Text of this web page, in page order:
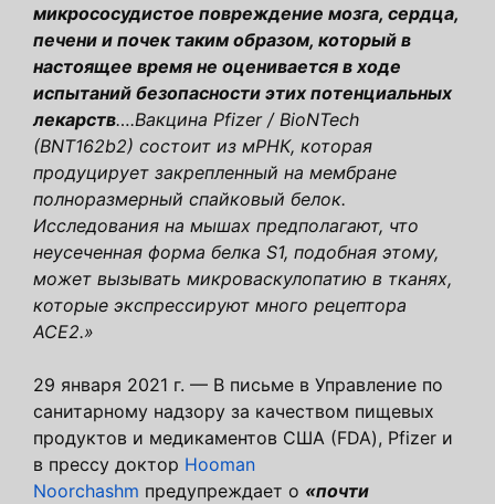
микрососудистое повреждение мозга, сердца,
печени и почек таким образом, который в
настоящее время не оценивается в ходе
испытаний безопасности этих потенциальных
лекарств….Вакцина Pfizer / BioNTech
(BNT162b2) состоит из мРНК, которая
продуцирует закрепленный на мембране
полноразмерный спайковый белок.
Исследования на мышах предполагают, что
неусеченная форма белка S1, подобная этому,
может вызывать микроваскулопатию в тканях,
которые экспрессируют много рецептора
ACE2.»
29 января 2021 г. — В письме в Управление по
санитарному надзору за качеством пищевых
продуктов и медикаментов США (FDA), Pfizer и
в прессу доктор Hooman
Noorchashm предупреждает о «почти